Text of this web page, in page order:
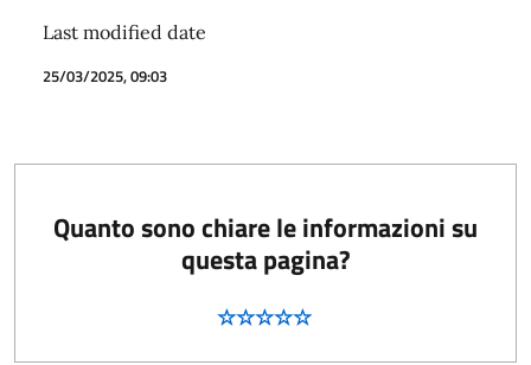
Last modified date
25/03/2025, 09:03
Quanto sono chiare le informazioni su
questa pagina?